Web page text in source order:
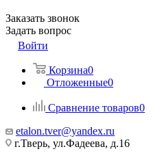
Заказать звонок
Задать вопрос
Войти
Корзина0
Отложенные0
Сравнение товаров0
etalon.tver@yandex.ru
г.Тверь, ул.Фадеева, д.16